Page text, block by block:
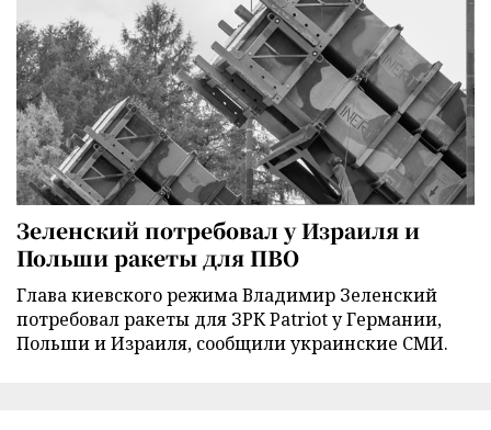
Зеленский потребовал у Израиля и
Польши ракеты для ПВО
Глава киевского режима Владимир Зеленский
потребовал ракеты для ЗРК Patriot у Германии,
Польши и Израиля, сообщили украинские СМИ.